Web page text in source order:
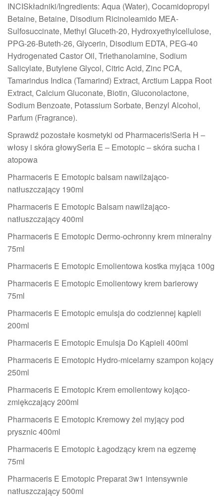
INCISkładniki/Ingredients: Aqua (Water), Cocamidopropyl
Betaine, Betaine, Disodium Ricinoleamido MEA-
Sulfosuccinate, Methyl Gluceth-20, Hydroxyethylcellulose,
PPG-26-Buteth-26, Glycerin, Disodium EDTA, PEG-40
Hydrogenated Castor Oil, Triethanolamine, Sodium
Salicylate, Butylene Glycol, Citric Acid, Zinc PCA,
Tamarindus Indica (Tamarind) Extract, Arctium Lappa Root
Extract, Calcium Gluconate, Biotin, Gluconolactone,
Sodium Benzoate, Potassium Sorbate, Benzyl Alcohol,
Parfum (Fragrance).
Sprawdź pozostałe kosmetyki od Pharmaceris!Seria H –
włosy i skóra głowySeria E – Emotopic – skóra sucha i
atopowa
Pharmaceris E Emotopic balsam nawilżająco-
natłuszczający 190ml
Pharmaceris E Emotopic Balsam nawilżająco-
natłuszczający 400ml
Pharmaceris E Emotopic Dermo-ochronny krem mineralny
75ml
Pharmaceris E Emotopic Emolientowa kostka myjąca 100g
Pharmaceris E Emotopic Emolientowy krem barierowy
75ml
Pharmaceris E Emotopic emulsja do codziennej kąpieli
200ml
Pharmaceris E Emotopic Emulsja Do Kąpieli 400ml
Pharmaceris E Emotopic Hydro-micelarny szampon kojący
250ml
Pharmaceris E Emotopic Krem emolientowy kojąco-
zmiękczający 200ml
Pharmaceris E Emotopic Kremowy żel myjący pod
prysznic 400ml
Pharmaceris E Emotopic Łagodzący krem na egzemę
75ml
Pharmaceris E Emotopic Preparat 3w1 intensywnie
natłuszczający 500ml